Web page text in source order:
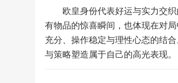
欧皇身份代表好运与实力交
有物品的惊喜瞬间，也体现在对
充分、操作稳定与理性心态的结
与策略塑造属于自己的高光表现。